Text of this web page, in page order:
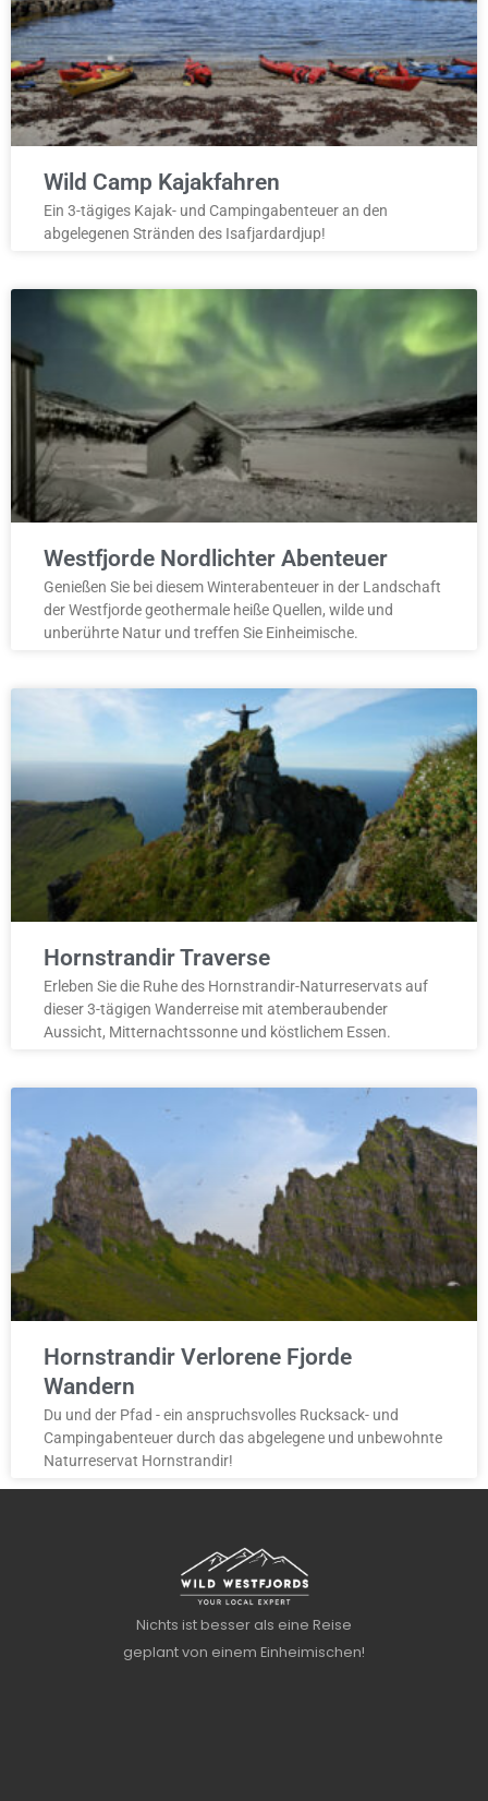
Wild Camp Kajakfahren
Ein 3-tägiges Kajak- und Campingabenteuer an den
abgelegenen Stränden des Isafjardardjup!
Westfjorde Nordlichter Abenteuer
Genießen Sie bei diesem Winterabenteuer in der Landschaft
der Westfjorde geothermale heiße Quellen, wilde und
unberührte Natur und treffen Sie Einheimische.
Hornstrandir Traverse
Erleben Sie die Ruhe des Hornstrandir-Naturreservats auf
dieser 3-tägigen Wanderreise mit atemberaubender
Aussicht, Mitternachtssonne und köstlichem Essen.
Hornstrandir Verlorene Fjorde
Wandern
Du und der Pfad - ein anspruchsvolles Rucksack- und
Campingabenteuer durch das abgelegene und unbewohnte
Naturreservat Hornstrandir!
Nichts ist besser als eine Reise
geplant von einem Einheimischen!